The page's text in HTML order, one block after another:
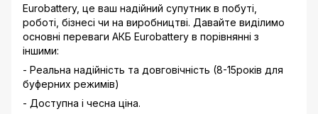
Eurobattery, це ваш надійний супутник в побуті,
роботі, бізнесі чи на виробництві. Давайте виділимо
основні переваги АКБ Eurobattery в порівнянні з
іншими:
- Реальна надійність та довговічність (8-15років для
буферних режимів)
- Доступна і чесна ціна.